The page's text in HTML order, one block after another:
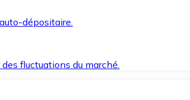
dépositaire.
fluctuations du marché.